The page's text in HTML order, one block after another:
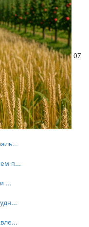
07
п...
...